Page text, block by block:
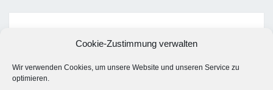
Cookie-Zustimmung verwalten
Wir verwenden Cookies, um unsere Website und unseren Service zu
optimieren.
Archiv